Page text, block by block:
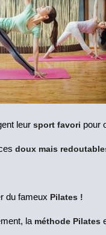
leur sport favori pour
doux mais
du fameux Pilates !
la méthode Pilates